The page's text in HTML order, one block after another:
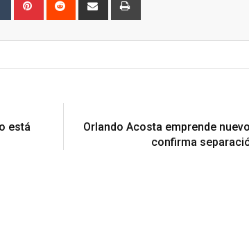
está
Orlando Acosta emprende
confirma